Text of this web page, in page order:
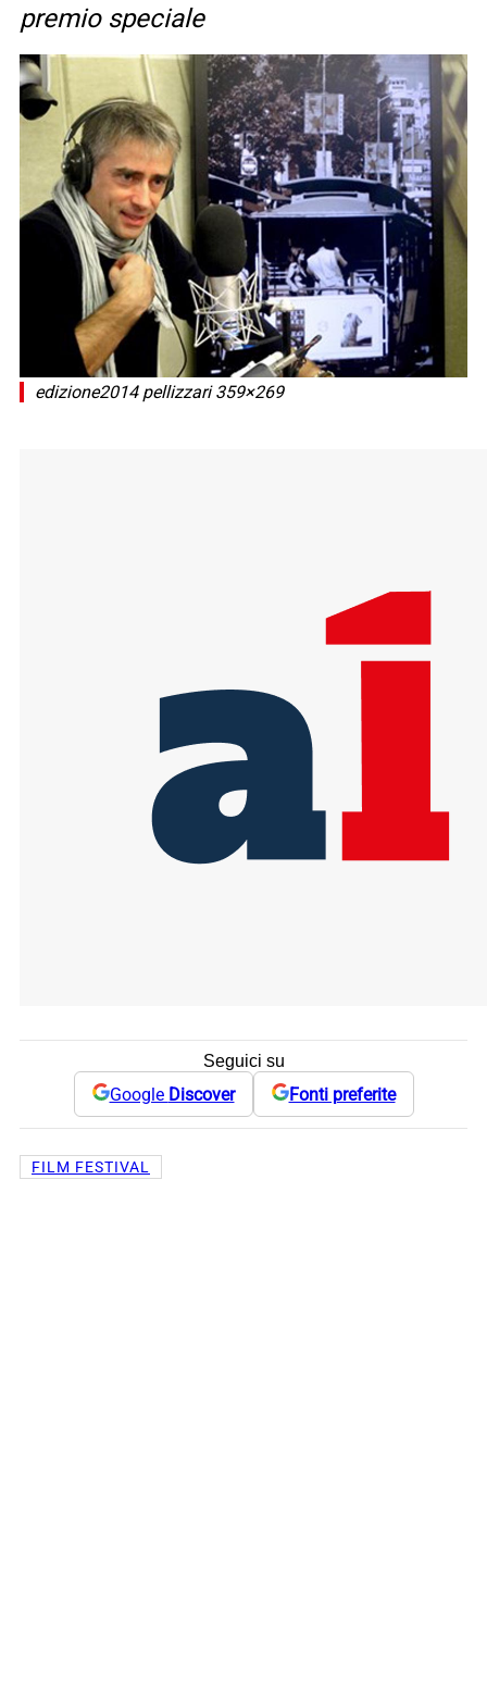
premio speciale
edizione2014 pellizzari 359×269
Seguici su
Google Discover Fonti preferite
FILM FESTIVAL